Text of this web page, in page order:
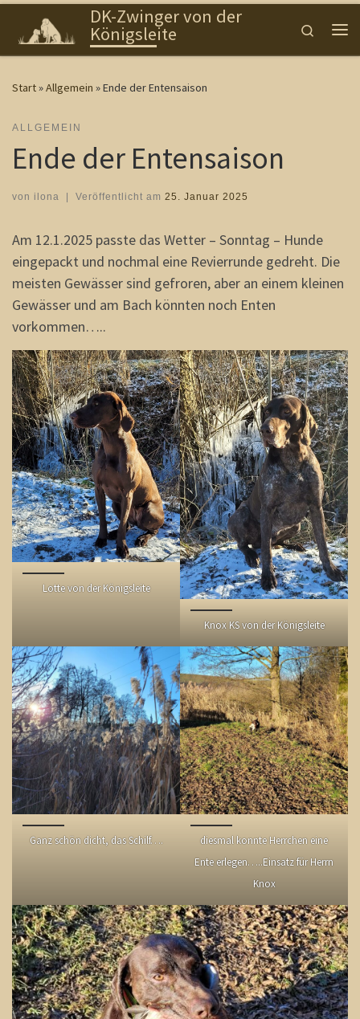
Zum Inhalt springenDK-Zwinger von der
Königsleite
Search
Start»Allgemein »Ende der Entensaison
ALLGEMEIN
Ende der Entensaison
von ilona Veröffentlicht am 25. Januar 2025
Am 12.1.2025 passte das Wetter – Sonntag – Hunde
eingepackt und nochmal eine Revierrunde gedreht. Die
meisten Gewässer sind gefroren, aber an einem kleinen
Gewässer und am Bach könnten noch Enten
vorkommen…..
Lotte von der Königsleite
Knox KS von der Königsleite
Ganz schön dicht, das Schilf….
diesmal konnte Herrchen eine
Ente erlegen…..Einsatz für Herrn
Knox